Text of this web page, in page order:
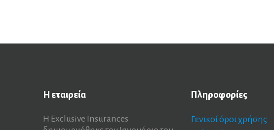
Η εταιρεία
Η Exclusive Insurances
Πληροφορίες
Γενικοί όροι χρήσης